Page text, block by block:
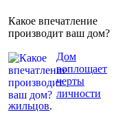
Какое впечатление
производит ваш дом?
Дом
воплощает
черты
личности
жильцов.